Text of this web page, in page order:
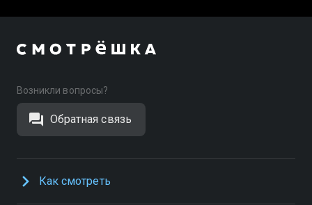
Возникли вопросы?
Обратная связь
Как смотреть